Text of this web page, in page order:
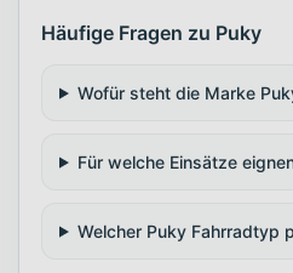
Häufige Fragen zu Puky
Wofür steht die Marke
Für welche Einsätze
Welcher Puky Fahrradtyp